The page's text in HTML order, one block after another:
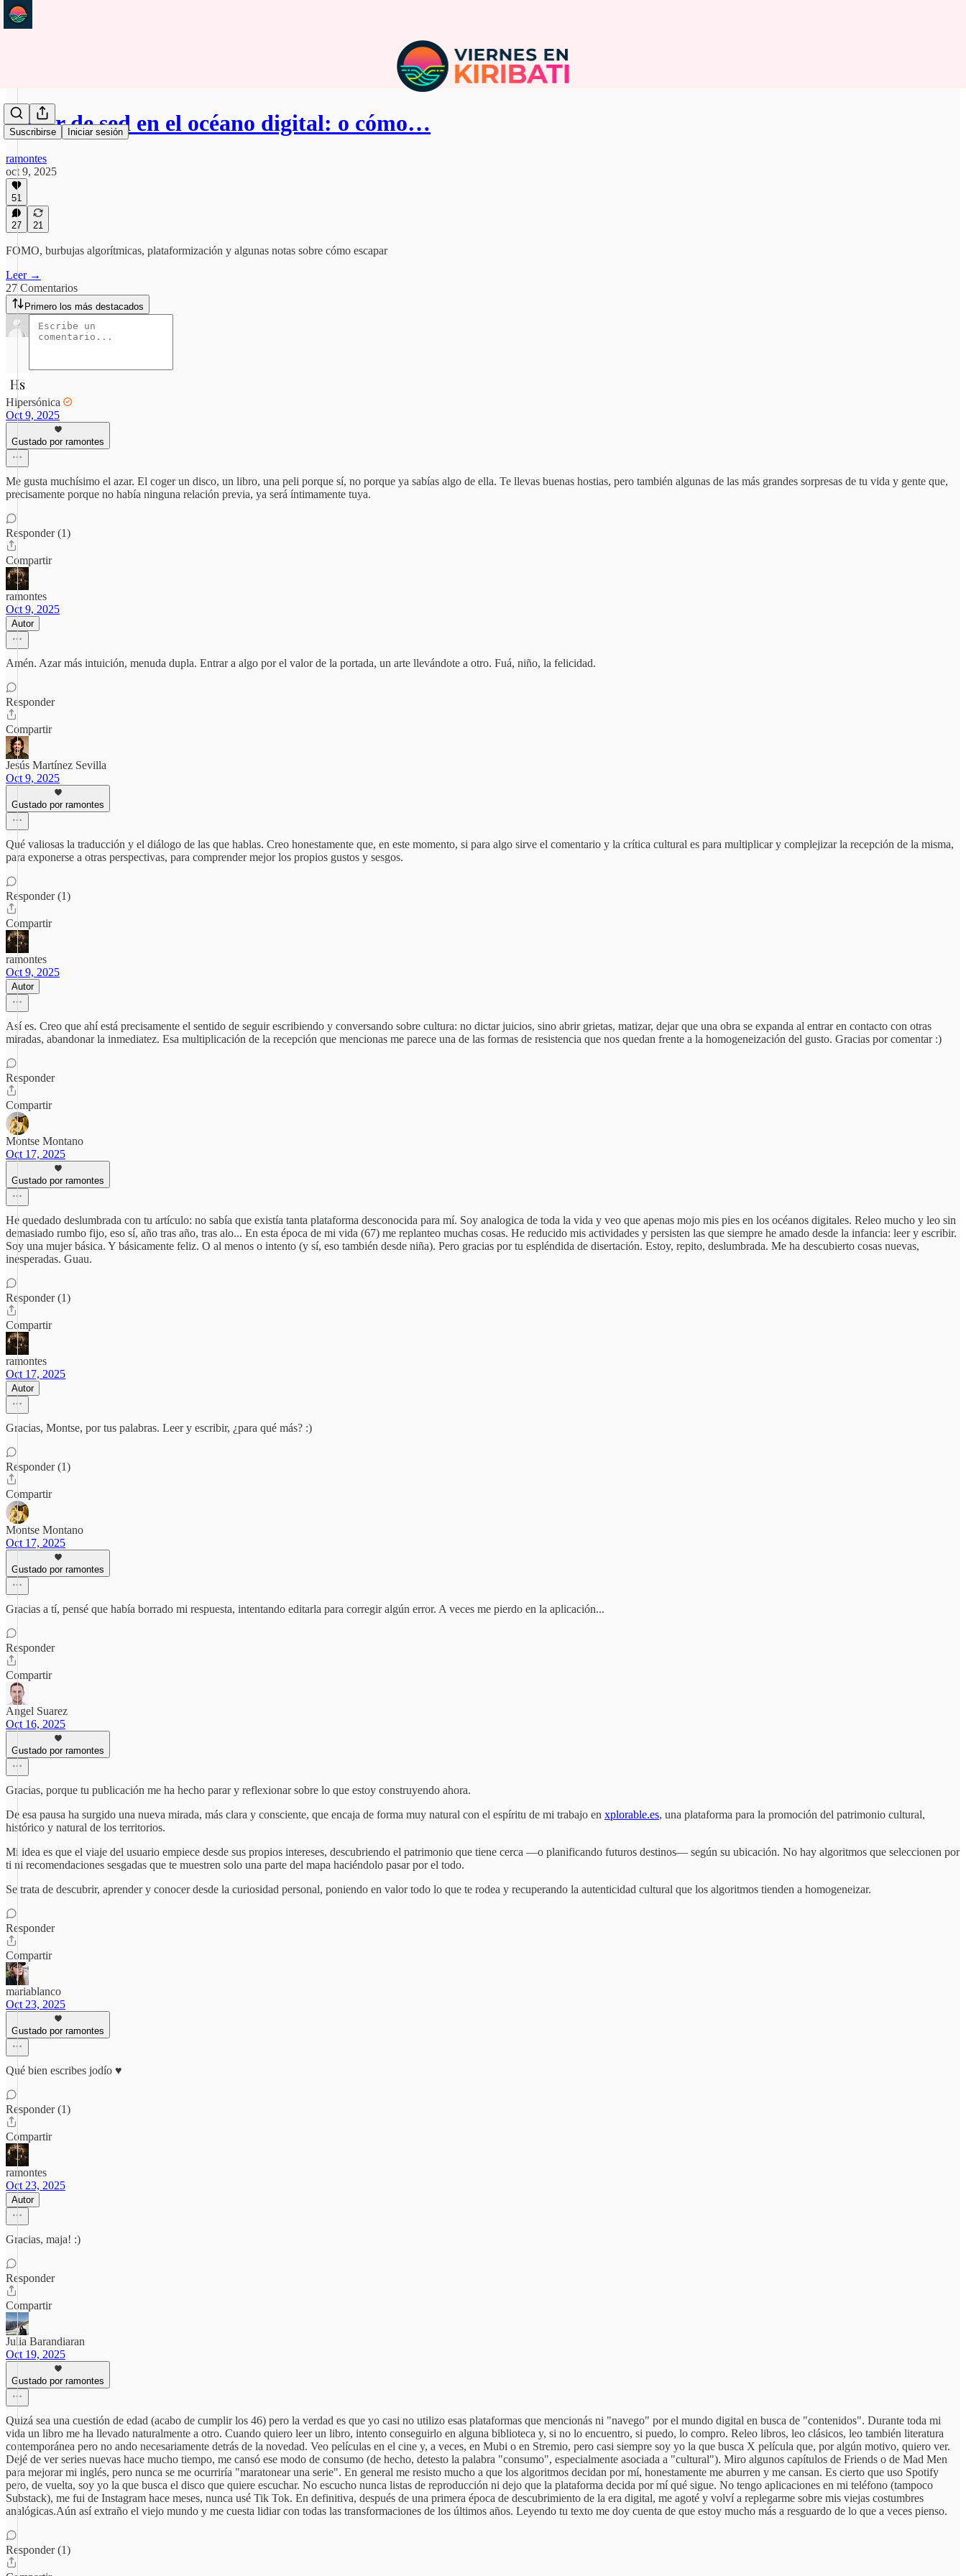
Suscribirse Iniciar sesión
Morir de sed en el océano digital: o cómo…
ramontes
oct 9, 2025
51
27 21
FOMO, burbujas algorítmicas, plataformización y algunas notas sobre cómo escapar
Leer →
27 Comentarios
Primero los más destacados
Hipersónica
Oct 9, 2025
Gustado por ramontes
Me gusta muchísimo el azar. El coger un disco, un libro, una peli porque sí, no porque ya sabías algo de ella. Te llevas buenas hostias, pero también algunas de las más grandes sorpresas de tu vida y gente que,
precisamente porque no había ninguna relación previa, ya será íntimamente tuya.
Responder (1)
Compartir
ramontes
Oct 9, 2025
Autor
Amén. Azar más intuición, menuda dupla. Entrar a algo por el valor de la portada, un arte llevándote a otro. Fuá, niño, la felicidad.
Responder
Compartir
Jesús Martínez Sevilla
Oct 9, 2025
Gustado por ramontes
Qué valiosas la traducción y el diálogo de las que hablas. Creo honestamente que, en este momento, si para algo sirve el comentario y la crítica cultural es para multiplicar y complejizar la recepción de la misma,
para exponerse a otras perspectivas, para comprender mejor los propios gustos y sesgos.
Responder (1)
Compartir
ramontes
Oct 9, 2025
Autor
Así es. Creo que ahí está precisamente el sentido de seguir escribiendo y conversando sobre cultura: no dictar juicios, sino abrir grietas, matizar, dejar que una obra se expanda al entrar en contacto con otras
miradas, abandonar la inmediatez. Esa multiplicación de la recepción que mencionas me parece una de las formas de resistencia que nos quedan frente a la homogeneización del gusto. Gracias por comentar :)
Responder
Compartir
Montse Montano
Oct 17, 2025
Gustado por ramontes
He quedado deslumbrada con tu artículo: no sabía que existía tanta plataforma desconocida para mí. Soy analogica de toda la vida y veo que apenas mojo mis pies en los océanos digitales. Releo mucho y leo sin
demasiado rumbo fijo, eso sí, año tras año, tras alo... En esta época de mi vida (67) me replanteo muchas cosas. He reducido mis actividades y persisten las que siempre he amado desde la infancia: leer y escribir.
Soy una mujer básica. Y básicamente feliz. O al menos o intento (y sí, eso también desde niña). Pero gracias por tu espléndida de disertación. Estoy, repito, deslumbrada. Me ha descubierto cosas nuevas,
inesperadas. Guau.
Responder (1)
Compartir
ramontes
Oct 17, 2025
Autor
Gracias, Montse, por tus palabras. Leer y escribir, ¿para qué más? :)
Responder (1)
Compartir
Montse Montano
Oct 17, 2025
Gustado por ramontes
Gracias a tí, pensé que había borrado mi respuesta, intentando editarla para corregir algún error. A veces me pierdo en la aplicación...
Responder
Compartir
Angel Suarez
Oct 16, 2025
Gustado por ramontes
Gracias, porque tu publicación me ha hecho parar y reflexionar sobre lo que estoy construyendo ahora.
De esa pausa ha surgido una nueva mirada, más clara y consciente, que encaja de forma muy natural con el espíritu de mi trabajo en xplorable.es, una plataforma para la promoción del patrimonio cultural,
histórico y natural de los territorios.
Mi idea es que el viaje del usuario empiece desde sus propios intereses, descubriendo el patrimonio que tiene cerca —o planificando futuros destinos— según su ubicación. No hay algoritmos que seleccionen por
ti ni recomendaciones sesgadas que te muestren solo una parte del mapa haciéndolo pasar por el todo.
Se trata de descubrir, aprender y conocer desde la curiosidad personal, poniendo en valor todo lo que te rodea y recuperando la autenticidad cultural que los algoritmos tienden a homogeneizar.
Responder
Compartir
mariablanco
Oct 23, 2025
Gustado por ramontes
Qué bien escribes jodío ♥️
Responder (1)
Compartir
ramontes
Oct 23, 2025
Autor
Gracias, maja! :)
Responder
Compartir
Julia Barandiaran
Oct 19, 2025
Gustado por ramontes
Quizá sea una cuestión de edad (acabo de cumplir los 46) pero la verdad es que yo casi no utilizo esas plataformas que mencionás ni "navego" por el mundo digital en busca de "contenidos". Durante toda mi
vida un libro me ha llevado naturalmente a otro. Cuando quiero leer un libro, intento conseguirlo en alguna biblioteca y, si no lo encuentro, si puedo, lo compro. Releo libros, leo clásicos, leo también literatura
contemporánea pero no ando necesariamente detrás de la novedad. Veo películas en el cine y, a veces, en Mubi o en Stremio, pero casi siempre soy yo la que busca X película que, por algún motivo, quiero ver.
Dejé de ver series nuevas hace mucho tiempo, me cansó ese modo de consumo (de hecho, detesto la palabra "consumo", especialmente asociada a "cultural"). Miro algunos capítulos de Friends o de Mad Men
para mejorar mi inglés, pero nunca se me ocurriría "maratonear una serie". En general me resisto mucho a que los algoritmos decidan por mí, honestamente me aburren y me cansan. Es cierto que uso Spotify
pero, de vuelta, soy yo la que busca el disco que quiere escuchar. No escucho nunca listas de reproducción ni dejo que la plataforma decida por mí qué sigue. No tengo aplicaciones en mi teléfono (tampoco
Substack), me fui de Instagram hace meses, nunca usé Tik Tok. En definitiva, después de una primera época de descubrimiento de la era digital, me agoté y volví a replegarme sobre mis viejas costumbres
analógicas.Aún así extraño el viejo mundo y me cuesta lidiar con todas las transformaciones de los últimos años. Leyendo tu texto me doy cuenta de que estoy mucho más a resguardo de lo que a veces pienso.
Responder (1)